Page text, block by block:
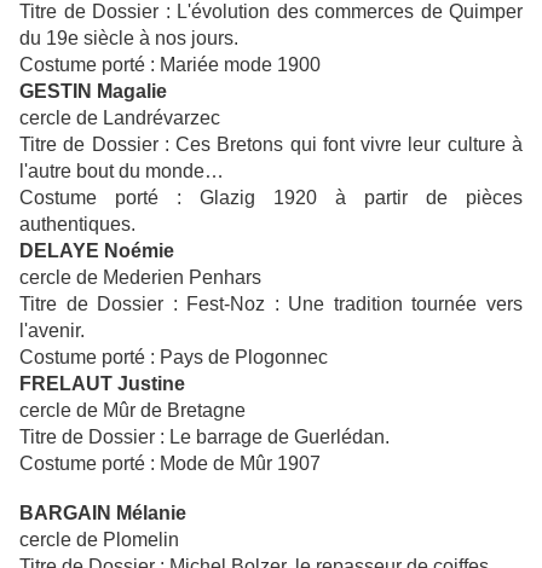
Titre de Dossier : L'évolution des commerces de Quimper
du 19e siècle à nos jours.
Costume porté : Mariée mode 1900
GESTIN Magalie
cercle de Landrévarzec
Titre de Dossier : Ces Bretons qui font vivre leur culture à
l'autre bout du monde…
Costume porté : Glazig 1920 à partir de pièces
authentiques.
DELAYE Noémie
cercle de Mederien Penhars
Titre de Dossier : Fest-Noz : Une tradition tournée vers
l'avenir.
Costume porté : Pays de Plogonnec
FRELAUT Justine
cercle de Mûr de Bretagne
Titre de Dossier : Le barrage de Guerlédan.
Costume porté : Mode de Mûr 1907
BARGAIN Mélanie
cercle de Plomelin